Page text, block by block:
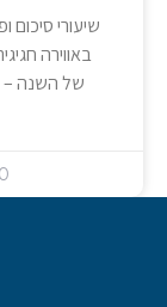
שיעורי
באווירה
של השנה –